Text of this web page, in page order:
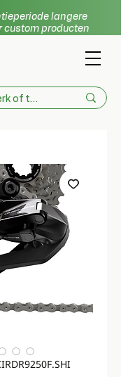
langere
custom producten